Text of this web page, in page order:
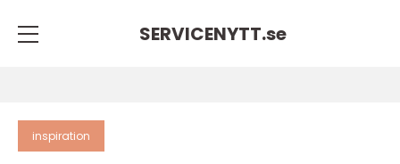
SERVICENYTT.se
inspiration